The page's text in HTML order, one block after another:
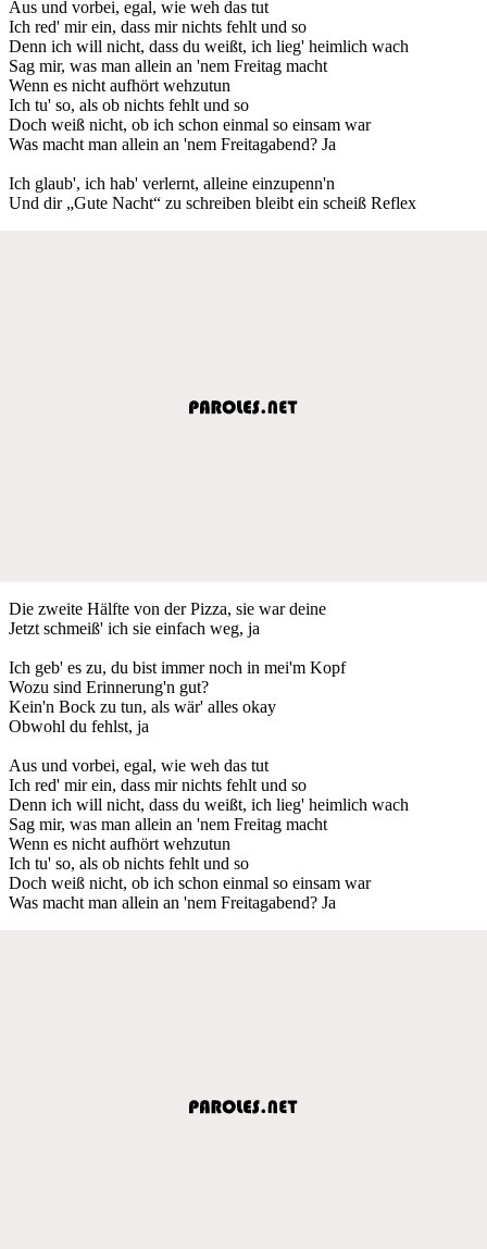
Aus und vorbei, egal, wie weh das tut
Ich red' mir ein, dass mir nichts fehlt und so
Denn ich will nicht, dass du weißt, ich lieg' heimlich wach
Sag mir, was man allein an 'nem Freitag macht
Wenn es nicht aufhört wehzutun
Ich tu' so, als ob nichts fehlt und so
Doch weiß nicht, ob ich schon einmal so einsam war
Was macht man allein an 'nem Freitagabend? Ja
Ich glaub', ich hab' verlernt, alleine einzupenn'n
Und dir „Gute Nacht“ zu schreiben bleibt ein scheiß Reflex
Die zweite Hälfte von der Pizza, sie war deine
Jetzt schmeiß' ich sie einfach weg, ja
Ich geb' es zu, du bist immer noch in mei'm Kopf
Wozu sind Erinnerung'n gut?
Kein'n Bock zu tun, als wär' alles okay
Obwohl du fehlst, ja
Aus und vorbei, egal, wie weh das tut
Ich red' mir ein, dass mir nichts fehlt und so
Denn ich will nicht, dass du weißt, ich lieg' heimlich wach
Sag mir, was man allein an 'nem Freitag macht
Wenn es nicht aufhört wehzutun
Ich tu' so, als ob nichts fehlt und so
Doch weiß nicht, ob ich schon einmal so einsam war
Was macht man allein an 'nem Freitagabend? Ja